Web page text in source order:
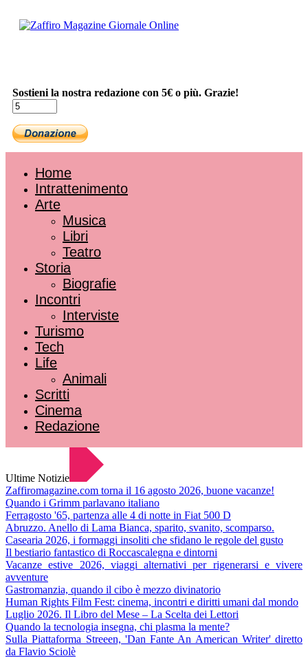
Sostieni la nostra redazione con 5€ o più. Grazie!
Home
Intrattenimento
Arte
Musica
Libri
Teatro
Storia
Biografie
Incontri
Interviste
Turismo
Tech
Life
Animali
Scritti
Cinema
Redazione
Ultime Notizie
Zaffiromagazine.com torna il 16 agosto 2026, buone vacanze!
Quando i Grimm parlavano italiano
Ferragosto '65, partenza alle 4 di notte in Fiat 500 D
Abruzzo. Anello di Lama Bianca, sparito, svanito, scomparso.
Casearia 2026, i formaggi insoliti che sfidano le regole del gusto
Il bestiario fantastico di Roccascalegna e dintorni
Vacanze estive 2026, viaggi alternativi per rigenerarsi e vivere
avventure
Gastromanzia, quando il cibo è mezzo divinatorio
Human Rights Film Fest: cinema, incontri e diritti umani dal mondo
Luglio 2026. Il Libro del Mese – La Scelta dei Lettori
Quando la tecnologia insegna, chi plasma la mente?
Sulla Piattaforma Streeen, 'Dan Fante An American Writer' diretto
da Flavio Sciolè